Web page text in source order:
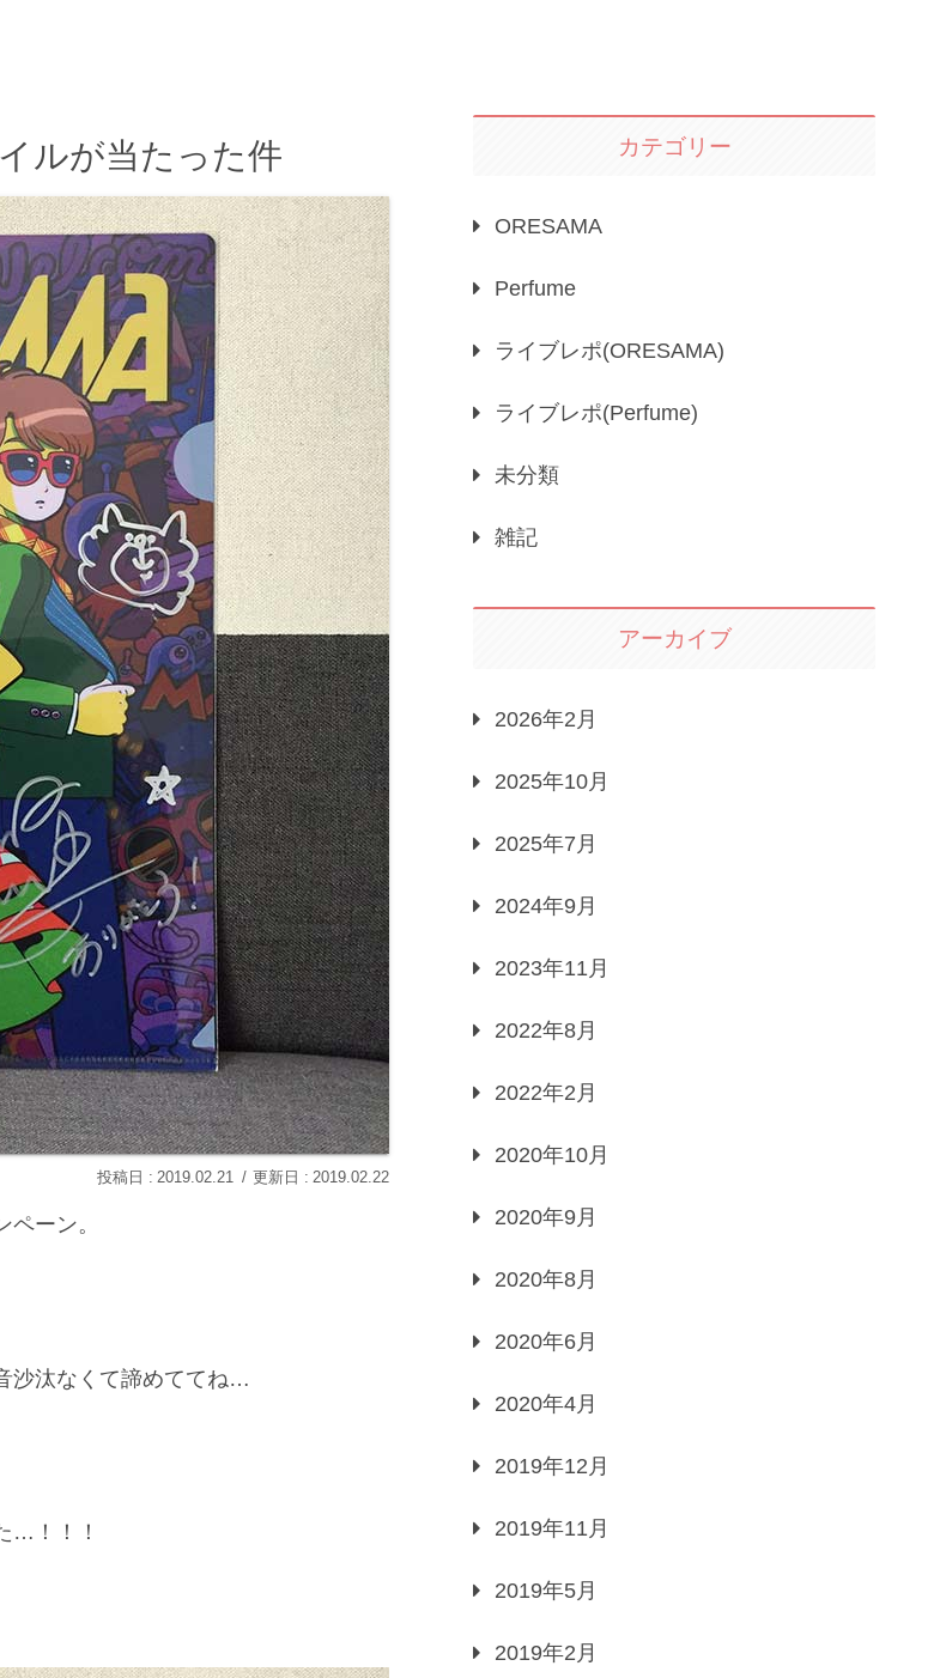
ルが当たった件
2019.02.21 2019.02.22
ーン。
沙汰なくて諦めててね…
…！！！
カテゴリー
ORESAMA
Perfume
ライブレポ(ORESAMA)
ライブレポ(Perfume)
未分類
雑記
アーカイブ
2026年2月
2025年10月
2025年7月
2024年9月
2023年11月
2022年8月
2022年2月
2020年10月
2020年9月
2020年8月
2020年6月
2020年4月
2019年12月
2019年11月
2019年5月
2019年2月